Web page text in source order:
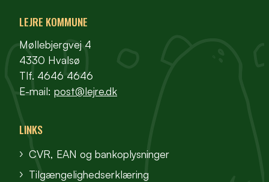
LEJRE KOMMUNE
Møllebjergvej 4
4330 Hvalsø
Tlf. 4646 4646
E-mail: post@lejre.dk
LINKS
CVR, EAN og bankoplysninger
Tilgængelighedserklæring